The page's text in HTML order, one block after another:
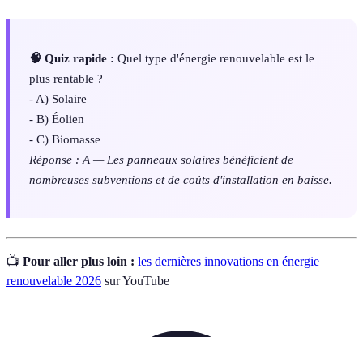
🧠 Quiz rapide : Quel type d'énergie renouvelable est le
plus rentable ?
- A) Solaire
- B) Éolien
- C) Biomasse
Réponse : A — Les panneaux solaires bénéficient de
nombreuses subventions et de coûts d'installation en baisse.
📺 Pour aller plus loin : les dernières innovations en énergie
renouvelable 2026 sur YouTube